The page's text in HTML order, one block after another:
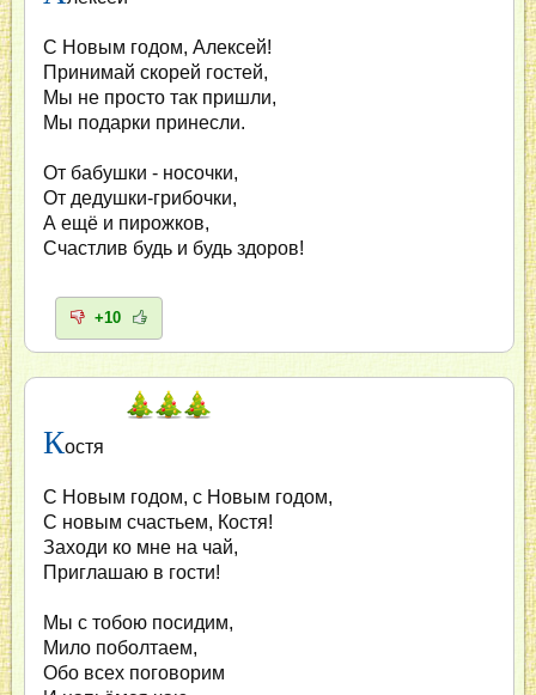
С Новым годом, Алексей!
Принимай скорей гостей,
Мы не просто так пришли,
Мы подарки принесли.
От бабушки - носочки,
От дедушки-грибочки,
А ещё и пирожков,
Счастлив будь и будь здоров!
+10
Костя
С Новым годом, с Новым годом,
С новым счастьем, Костя!
Заходи ко мне на чай,
Приглашаю в гости!
Мы с тобою посидим,
Мило поболтаем,
Обо всех поговорим